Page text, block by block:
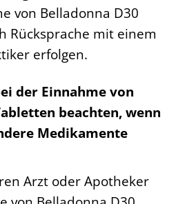
von Belladonna D30
Rücksprache mit einem
erfolgen.
der Einnahme von
beachten, wenn
Medikamente
Arzt oder Apotheker